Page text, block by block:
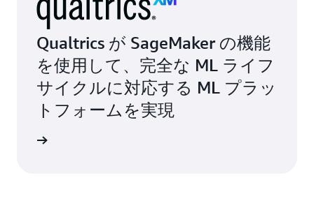
Qualtrics が SageMaker の機能
を使用して、完全な ML ライフ
サイクルに対応する ML プラッ
トフォームを実現